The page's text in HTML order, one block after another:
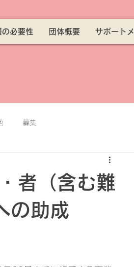
の必要性 団体概要 サポート
募集
者（含む難
の助成